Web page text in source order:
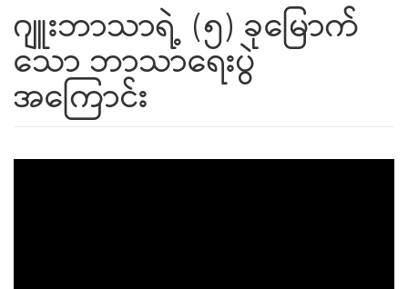
ဂျူးဘာသာရဲ့ (၅) ခုမြောက်
သော ဘာသာရေးပွဲ
အကြောင်း